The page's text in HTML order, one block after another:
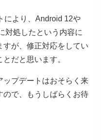
により、Android 12や
対処したという内容に
すが、修正対応をしてい
だと思います。
ップデートはおそらく来
ので、もうしばらくお待